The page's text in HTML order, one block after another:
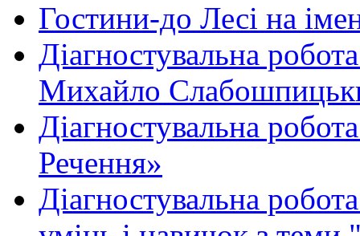
Гостини-до Лесі на
Діагностувальна
Михайло
Діагностувальна
Речення»
Діагностувальна